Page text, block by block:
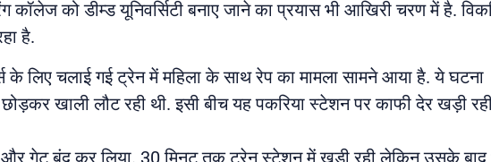
को डीम्ड यूनिवर्सिटी बनाए जाने का प्रयास भी आखिरी चरण में है.
है.
लिए चलाई गई ट्रेन में महिला के साथ रेप का मामला सामने आया है. ये घटना
खाली लौट रही थी. इसी बीच यह पकरिया स्टेशन पर काफी देर खड़ी
और गेट बंद कर लिया. 30 मिनट तक ट्रेन स्टेशन में खड़ी रही लेकिन उसके बाद